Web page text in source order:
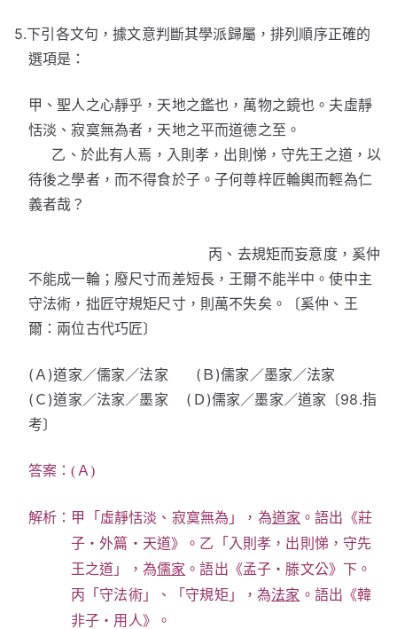
5.下引各文句，據文意判斷其學派歸屬，排列順序正確的
選項是：
甲、聖人之心靜乎，天地之鑑也，萬物之鏡也。夫虛靜
恬淡、寂寞無為者，天地之平而道德之至。
乙、於此有人焉，入則孝，出則悌，守先王之道，以
待後之學者，而不得食於子。子何尊梓匠輪輿而輕為仁
義者哉？
丙、去規矩而妄意度，奚仲
不能成一輪；廢尺寸而差短長，王爾不能半中。使中主
守法術，拙匠守規矩尺寸，則萬不失矣。〔奚仲、王
爾：兩位古代巧匠〕
(Ａ)道家／儒家／法家 (Ｂ)儒家／墨家／法家
(Ｃ)道家／法家／墨家 (Ｄ)儒家／墨家／道家〔98.指
考〕
答案：(Ａ)
解析：甲「虛靜恬淡、寂寞無為」，為道家 。語出《莊
子‧外篇‧天道》。乙「入則孝，出則悌，守先
王之道」，為儒家 。語出《孟子‧滕文公》下。
丙「守法術」、「守規矩」，為法家 。語出《韓
非子‧用人》。